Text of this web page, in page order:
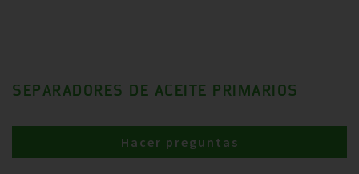
SEPARADORES DE ACEITE PRIMARIOS
Hacer preguntas